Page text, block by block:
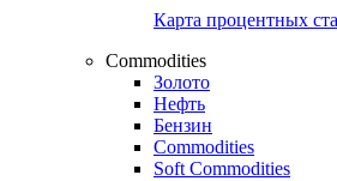
Карта процентных
Commodities
Золото
Нефть
Бензин
Commodities
Soft Commodities